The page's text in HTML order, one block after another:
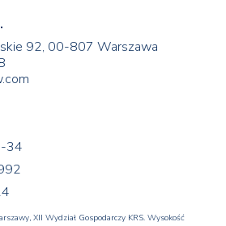
92, 00-807 Warszawa
34
XII Wydział Gospodarczy KRS. Wysokość